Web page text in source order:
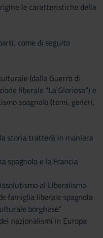
le caratteristiche della
come di seguito
(dalla Guerra di
liberale “La Gloriosa”) e
spagnolo (temi, generi,
storia tratterà in maniera
spagnola e la Francia
al Liberalismo
famiglia liberale spagnola
borghese”
nazionalismi in Europa